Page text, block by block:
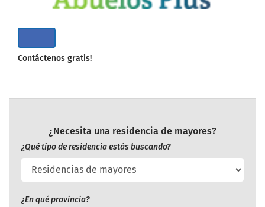
Contáctenos gratis!
¿Necesita una residencia de mayores?
¿Qué tipo de residencia estás buscando?
¿En qué provincia?